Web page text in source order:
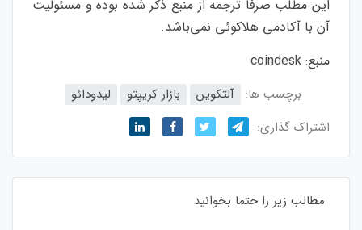
این مطلب صرفاً ترجمه از منبع ذکر شده بوده و مسئولیت
آن با آکادمی هلاکوئی نمی‌باشد.
منبع: coindesk
برچسب ها: آلتکوین بازار کریپتو
لیدودائو
اشتراک گذاری:
مطالب زیر را حتما بخوانید